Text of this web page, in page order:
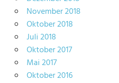
November 2018
Oktober 2018
Juli 2018
Oktober 2017
Mai 2017
Oktober 2016